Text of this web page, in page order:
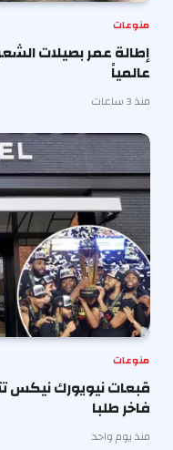
منوعات
إطالة عمر بصيلات
عالمياً
منذ 3 ساعات
منوعات
قبعات نيويورك نيكس
فاخر طلبا
منذ يوم واحد